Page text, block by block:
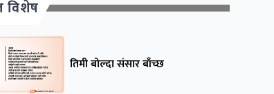
विशेष
तिमी बोल्दा संसार बाँच्छ